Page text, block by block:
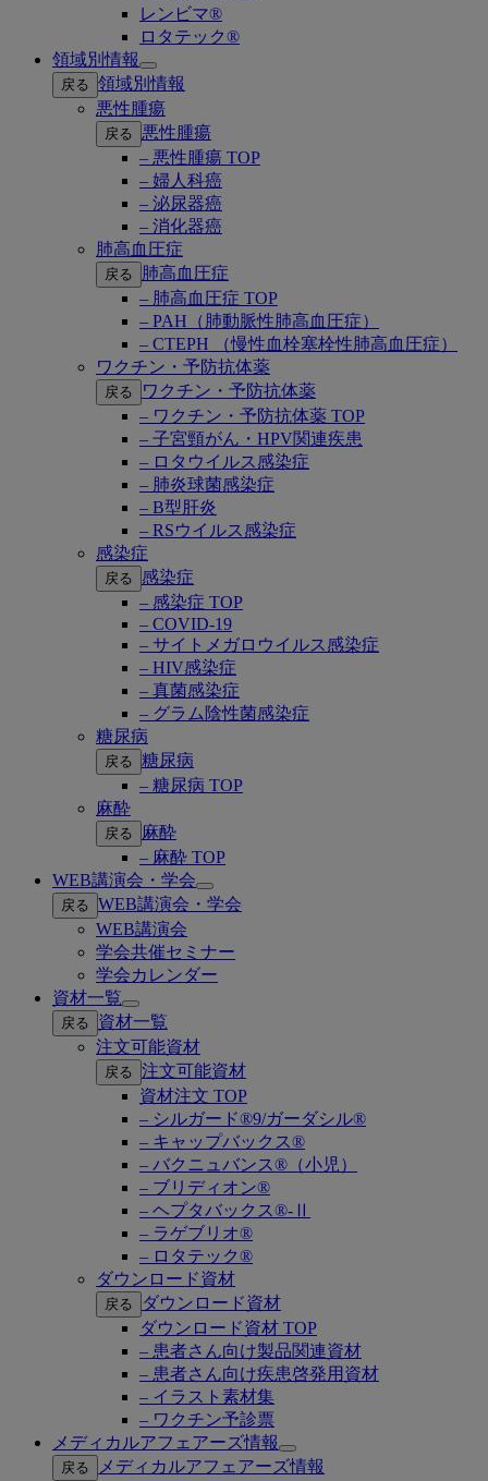
レンビマ®
ロタテック®
領域別情報
Open
submenu
戻る 領域別情報
悪性腫瘍
戻る
悪性腫瘍
– 悪性腫瘍 TOP
– 婦人科癌
– 泌尿器癌
– 消化器癌
肺高血圧症
戻る
肺高血圧症
– 肺高血圧症 TOP
– PAH（肺動脈性肺高血圧症）
– CTEPH （慢性血栓塞栓性肺高血圧症）
ワクチン・予防抗体薬
戻る
ワクチン・予防抗体薬
– ワクチン・予防抗体薬 TOP
– 子宮頸がん・HPV関連疾患
– ロタウイルス感染症
– 肺炎球菌感染症
– B型肝炎
– RSウイルス感染症
感染症
戻る
感染症
– 感染症 TOP
– COVID-19
– サイトメガロウイルス感染症
– HIV感染症
– 真菌感染症
– グラム陰性菌感染症
糖尿病
戻る 糖尿病
– 糖尿病 TOP
麻酔
戻る
麻酔
– 麻酔 TOP
WEB講演会・学会
Open
submenu
戻る WEB講演会・学会
WEB講演会
学会共催セミナー
学会カレンダー
資材一覧
Open
submenu
戻る
資材一覧
注文可能資材
戻る 注文可能資材
資材注文 TOP
– シルガード®9/ガーダシル®
– キャップバックス®
– バクニュバンス®（小児）
– ブリディオン®
– ヘプタバックス®-Ⅱ
– ラゲブリオ®
– ロタテック®
ダウンロード資材
戻る
ダウンロード資材
ダウンロード資材 TOP
– 患者さん向け製品関連資材
– 患者さん向け疾患啓発用資材
– イラスト素材集
– ワクチン予診票
メディカルアフェアーズ情報
Open
submenu
戻る
メディカルアフェアーズ情報